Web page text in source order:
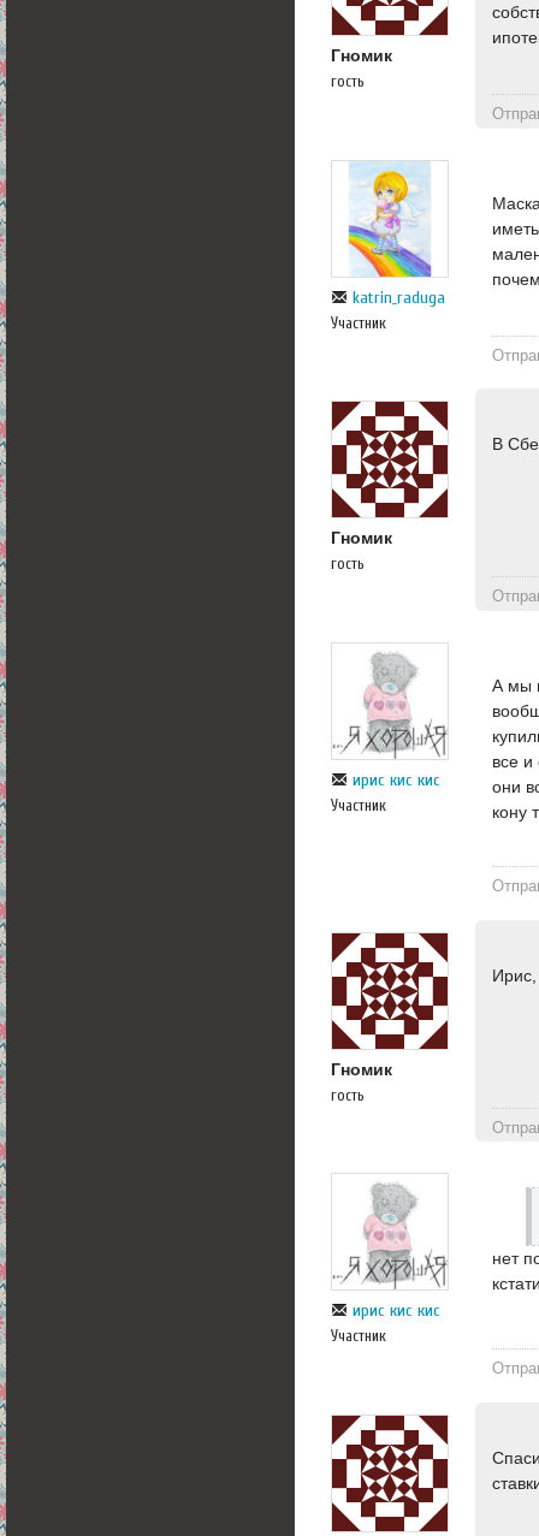
Гномик
гость
katrin_raduga
Участник
Гномик
гость
В
ирис кис кис
Участник
А мы
все и
они
кону
Гномик
гость
ирис кис кис
Участник
нет